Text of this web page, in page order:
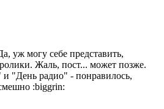
уж могу себе представить,
Жаль, пост... может позже.
"День радио" - понравилось,
:biggrin: